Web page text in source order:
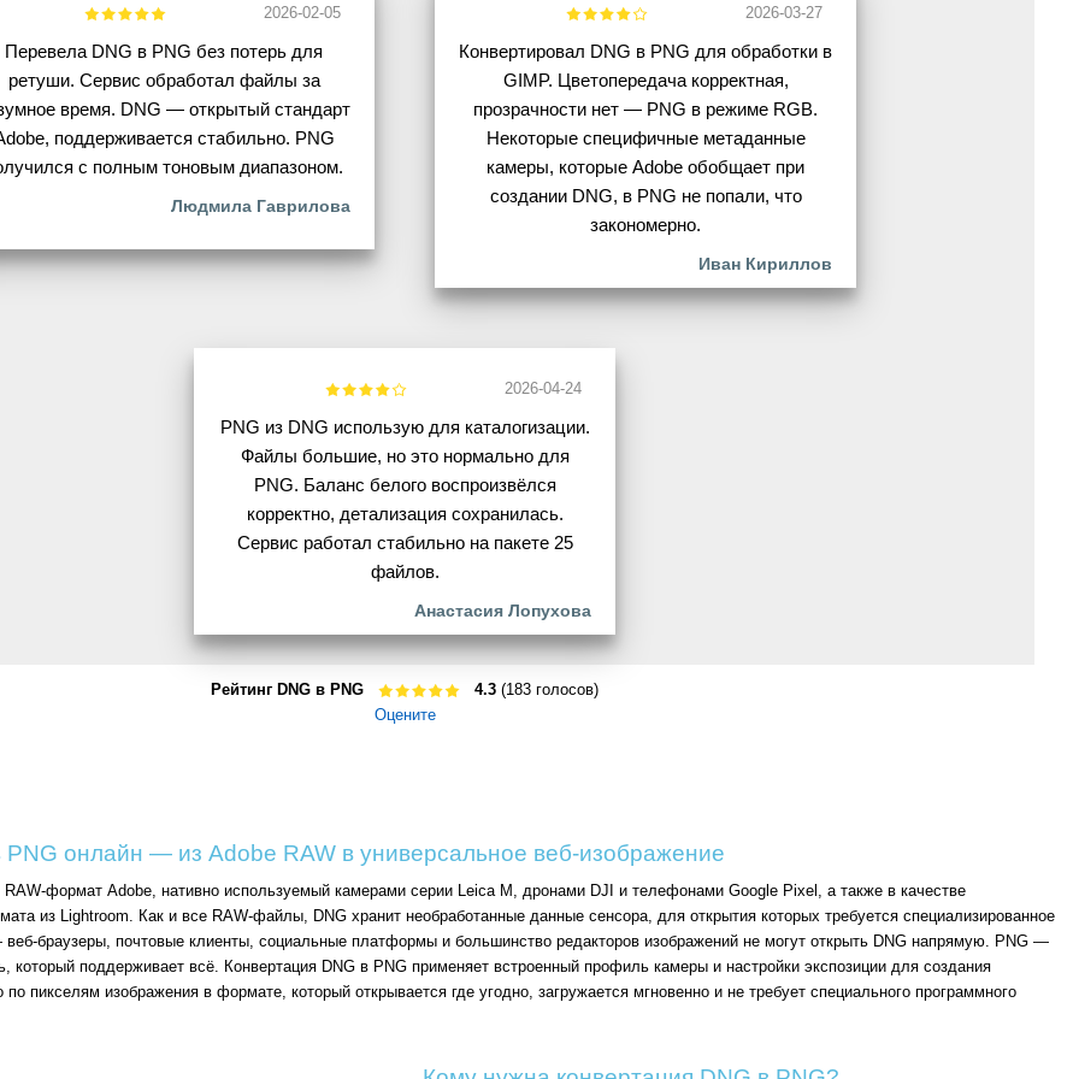
2026-02-05
Перевела DNG в PNG без потерь для
ретуши. Сервис обработал файлы за
время. DNG — открытый стандарт
поддерживается стабильно. PNG
с полным тоновым диапазоном.
Людмила Гаврилова
2026-03-27
Конвертировал DNG в PNG для обработки в
GIMP. Цветопередача корректная,
прозрачности нет — PNG в режиме RGB.
Некоторые специфичные метаданные
камеры, которые Adobe обобщает при
создании DNG, в PNG не попали, что
закономерно.
Иван Кириллов
2026-04-24
PNG из DNG использую для каталогизации.
Файлы большие, но это нормально для
PNG. Баланс белого воспроизвёлся
корректно, детализация сохранилась.
Сервис работал стабильно на пакете 25
файлов.
Анастасия Лопухова
Рейтинг DNG в PNG 4.3 (183 голосов)
Оцените
PNG онлайн — из Adobe RAW в универсальное веб-изображение
формат Adobe, нативно используемый камерами серии Leica M, дронами DJI и телефонами Google Pixel, а также в качестве
из Lightroom. Как и все RAW-файлы, DNG хранит необработанные данные сенсора, для открытия которых требуется специализированное
браузеры, почтовые клиенты, социальные платформы и большинство редакторов изображений не могут открыть DNG напрямую. PNG —
который поддерживает всё. Конвертация DNG в PNG применяет встроенный профиль камеры и настройки экспозиции для создания
по пикселям изображения в формате, который открывается где угодно, загружается мгновенно и не требует специального программного